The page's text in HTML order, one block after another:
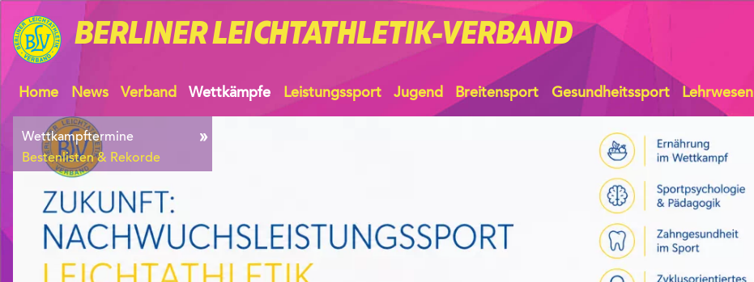
BERLINERLEICHTATHLETIK-VERBAND
Home News Verband Wettkämpfe Leistungssport Jugend Breitensport Gesundheitssport Lehrwesen
Wettkampftermine
Bestenlisten & Rekorde